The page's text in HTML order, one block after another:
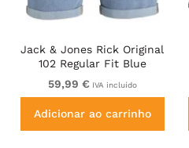
Jack & Jones Rick Original
102 Regular Fit Blue
59,99 € IVA incluído
Adicionar ao carrinho